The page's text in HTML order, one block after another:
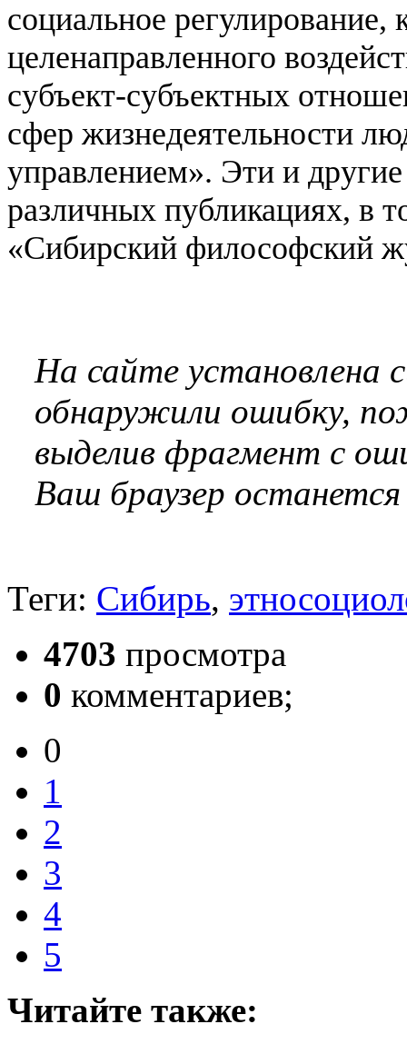
социальное регулирование,
целенаправленного
субъект-субъектных
сфер жизнедеятельности
управлением». Эти и
различных публикациях, в
«Сибирский философский
На сайте установлена
обнаружили ошибку,
выделив фрагмент с
Ваш браузер
Теги: Сибирь,
4703 просмотра
0 комментариев;
0
1
2
3
4
5
Читайте также: